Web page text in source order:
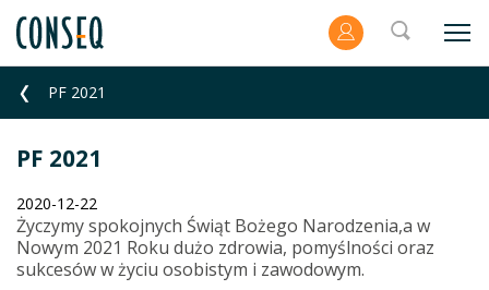
PF 2021
PF 2021
2020-12-22
Życzymy spokojnych Świąt Bożego Narodzenia,a w
Nowym 2021 Roku dużo zdrowia, pomyślności oraz
sukcesów w życiu osobistym i zawodowym.